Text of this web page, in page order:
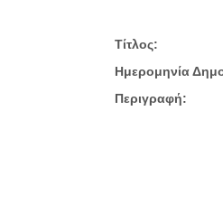
Τίτλος:
Ημερομηνία
Περιγραφή: